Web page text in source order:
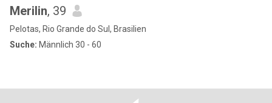
Merilin, 39
Pelotas, Rio Grande do Sul, Brasilien
Suche: Männlich 30 - 60